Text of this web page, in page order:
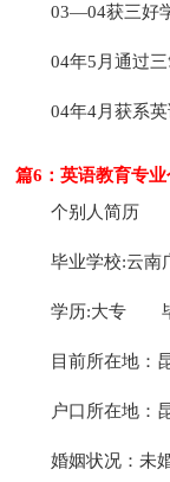
03—04获三好
04年5月通过
04年4月获系
篇6：英语教育专
个别人简历
毕业学校:云南
学历:大专
目前所在地：
户口所在地：
婚姻状况：未